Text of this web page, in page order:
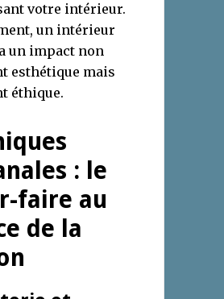
votre intérieur.
un intérieur
a un impact non
esthétique mais
éthique.
: le
faire au
de la